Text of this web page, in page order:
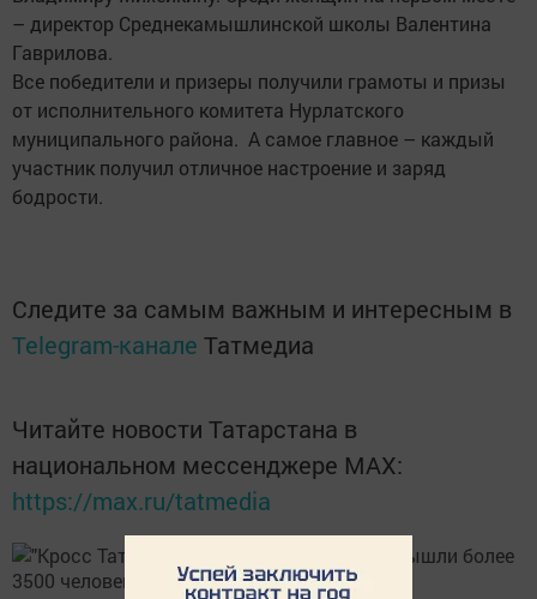
– директор Среднекамышлинской школы Валентина
Гаврилова.
Все победители и призеры получили грамоты и призы
от исполнительного комитета Нурлатского
муниципального района. А самое главное – каждый
участник получил отличное настроение и заряд
бодрости.
Следите за самым важным и интересным в
Telegram-канале Татмедиа
Читайте новости Татарстана в
национальном мессенджере MАХ:
https://max.ru/tatmedia